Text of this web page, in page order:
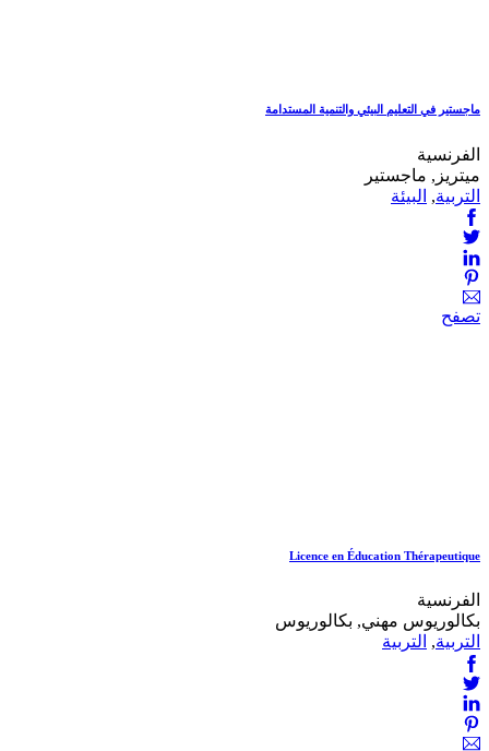
ماجستير في التعليم البيئي والتنمية المستدامة
الفرنسية
ميتريز, ماجستير
التربية, البيئة
تصفح
Licence en Éducation Thérapeutique
الفرنسية
بكالوريوس مهني, بكالوريوس
التربية, التربية